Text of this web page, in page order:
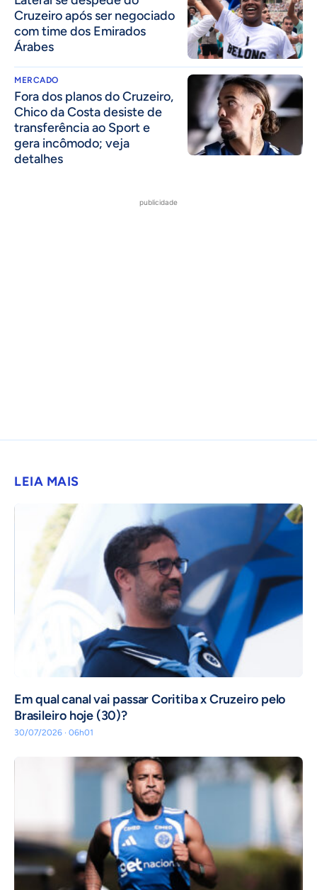
Cruzeiro após ser negociado
com time dos Emirados
Árabes
MERCADO
Fora dos planos do Cruzeiro,
Chico da Costa desiste de
transferência ao Sport e
gera incômodo; veja
detalhes
publicidade
LEIA MAIS
Em qual canal vai passar Coritiba x Cruzeiro pelo
Brasileiro hoje (30)?
30/07/2026 · 06h01